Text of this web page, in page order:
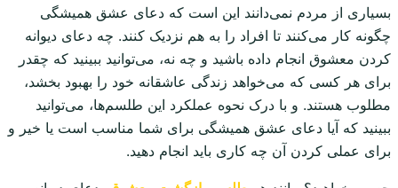
بسیاری از مردم نمی‌دانند این است که دعای عشق همیشگی
چگونه کار می‌کنند تا افراد را به هم نزدیک کنند. چه دعای دیوانه
کردن معشوق انجام داده باشید و چه نه، می‌توانید ببینید که چقدر
برای هر کسی که می‌خواهد زندگی عاشقانه خود را بهبود بخشد،
مطلوب هستند. و با درک نحوه عملکرد این طلسم‌ها، می‌توانید
ببینید که آیا دعای عشق همیشگی برای شما مناسب است یا خیر و
برای عملی کردن آن چه کاری باید انجام دهید.